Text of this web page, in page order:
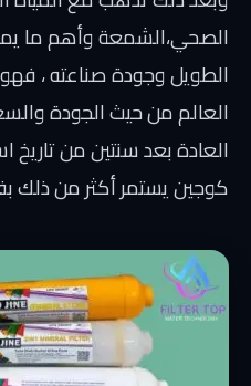
الصحي،الشمعة وأهم ما
الطويل وجودة صناعته ،
العالم من حيث الجودة
العادة بعد سنتين من تاريخ
كوجين يستمر أكثر من ذلك